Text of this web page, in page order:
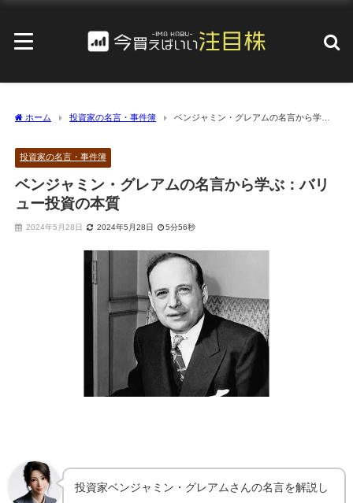
ホーム 投資家の名言・事件簿
ベンジャミン・グレアムの名言から学
投資家の名言・事件簿
ベンジャミン・グレアムの名言から学ぶ：バリ
ュー投資の本質
2024年5月28日 2024年5月28日 5分56秒
投資家ベンジャミン・グレアムさんの名言を解説し